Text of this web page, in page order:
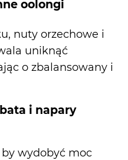
oolongi
nuty orzechowe i
uniknąć
o zbalansowany i
i napary
wydobyć moc